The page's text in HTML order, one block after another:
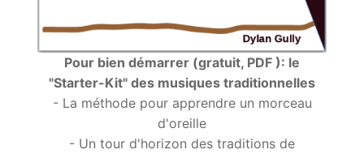
Pour bien démarrer (gratuit, PDF ): le
"Starter-Kit" des musiques traditionnelles
- La méthode pour apprendre un morceau
d'oreille
- Un tour d'horizon des traditions de